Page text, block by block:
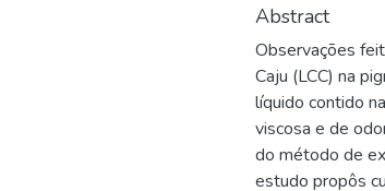
Abstract
Observações
Caju (LCC) na
líquido contido
viscosa e de
do método de
estudo propôs